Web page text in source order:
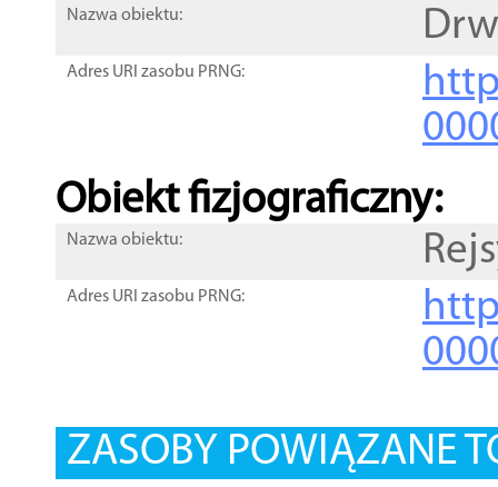
Nazwa obiektu:
Adres URI zasobu PRNG:
Obiekt fizjograficzny:
Nazwa obiektu:
Adres URI zasobu PRNG:
ZASOBY POWIĄZANE